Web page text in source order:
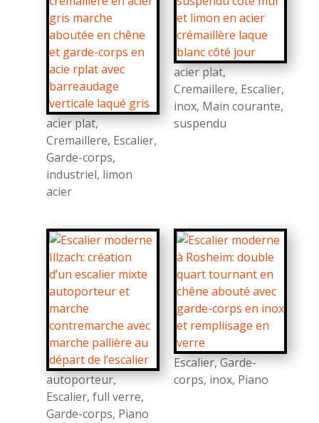
acier plat,
Cremaillere, Escalier,
Garde-corps,
industriel, limon
acier
acier plat,
Cremaillere, Escalier,
inox, Main courante,
suspendu
autoporteur,
Escalier, full verre,
Garde-corps, Piano
Escalier,Garde-
corps, inox, Piano